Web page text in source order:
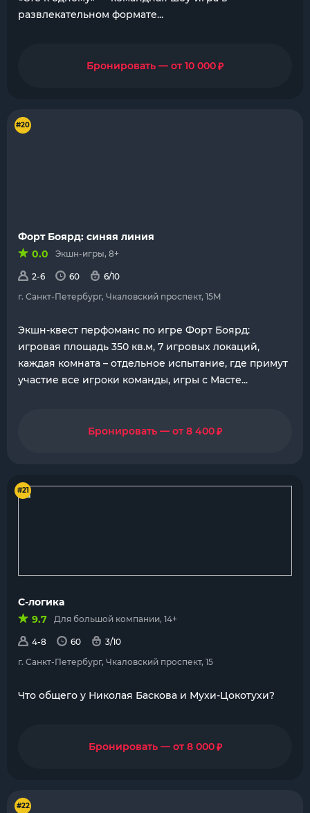
развлекательном формате...
Бронировать — от 10 000₽
#20
Форт Боярд: синяя линия
0.0
Экшн-игры, 8+
2-6 60
6/10
г. Санкт-Петербург, Чкаловский проспект, 15М
Экшн-квест перфоманс по игре Форт Боярд:
игровая площадь 350 кв.м, 7 игровых локаций,
каждая комната – отдельное испытание, где примут
участие все игроки команды, игры с Масте...
Бронировать — от 8 400₽
#21
С-логика
9.7
Для большой компании, 14+
4-8 60
3/10
г. Санкт-Петербург, Чкаловский проспект, 15
Что общего у Николая Баскова и Мухи-Цокотухи?
Бронировать — от 8 000₽
#22